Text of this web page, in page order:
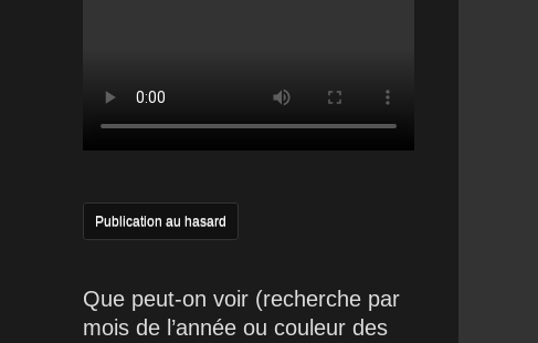
Publication au hasard
Que peut-on voir (recherche par
mois de l’année ou couleur des